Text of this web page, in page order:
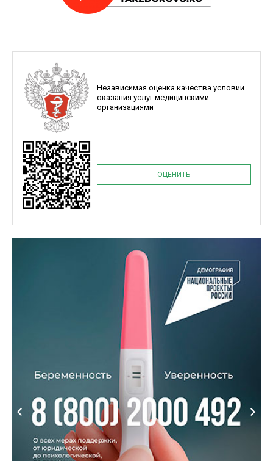
Независимая оценка качества условий
оказания услуг медицинскими
организациями
ОЦЕНИТЬ